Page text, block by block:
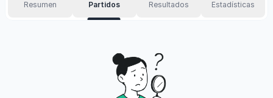
Resumen Partidos Resultados Estadísticas